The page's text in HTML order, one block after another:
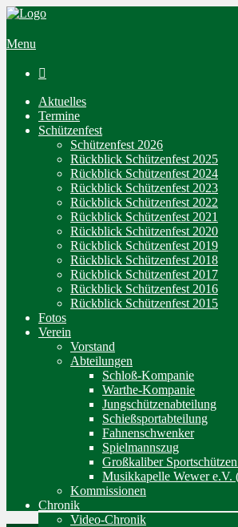
Menu

Aktuelles
Termine
Schützenfest
Schützenfest 2026
Rückblick Schützenfest 2025
Rückblick Schützenfest 2024
Rückblick Schützenfest 2023
Rückblick Schützenfest 2022
Rückblick Schützenfest 2021
Rückblick Schützenfest 2020
Rückblick Schützenfest 2019
Rückblick Schützenfest 2018
Rückblick Schützenfest 2017
Rückblick Schützenfest 2016
Rückblick Schützenfest 2015
Fotos
Verein
Vorstand
Abteilungen
Schloß-Kompanie
Warthe-Kompanie
Jungschützenabteilung
Schießsportabteilung
Fahnenschwenker
Spielmannszug
Großkaliber
Musikkapelle Wewer e.V.
Kommissionen
Chronik
Video-Chronik